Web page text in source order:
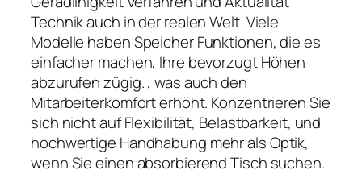
Technik auch in der realen Welt. Viele
Modelle haben Speicher Funktionen, die es
einfacher machen, Ihre bevorzugt Höhen
abzurufen zügig. , was auch den
Mitarbeiterkomfort erhöht. Konzentrieren Sie
sich nicht auf Flexibilität, Belastbarkeit, und
hochwertige Handhabung mehr als Optik,
wenn Sie einen absorbierend Tisch suchen.